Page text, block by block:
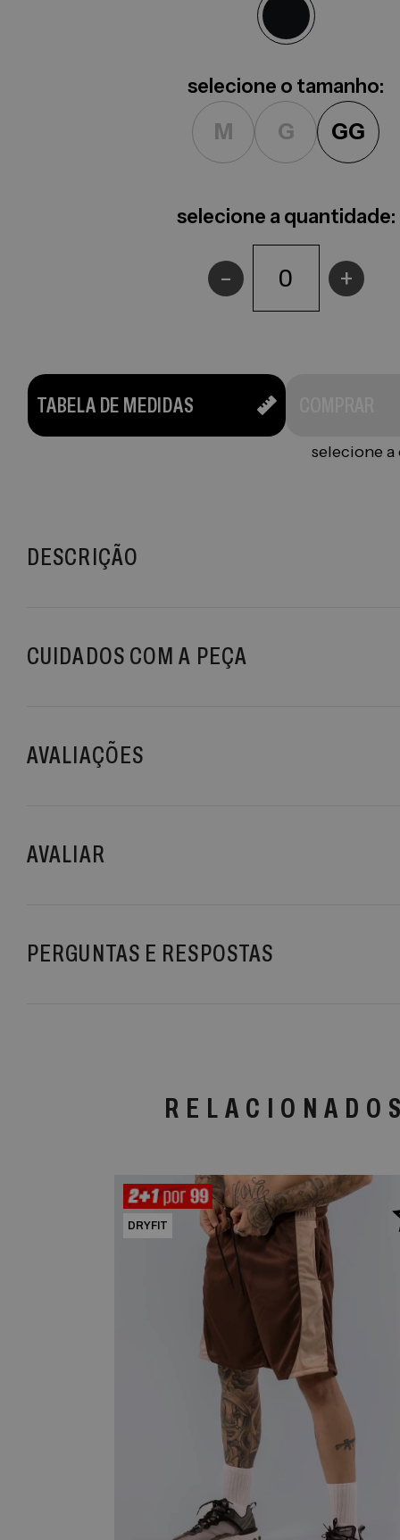
selecione o tamanho:
M G GG
selecione a quantidade:
- +
TABELA DE MEDIDAS
selecione a
DESCRIÇÃO
CUIDADOS COM A PEÇA
AVALIAÇÕES
AVALIAR
PERGUNTAS E RESPOSTAS
DRYFIT